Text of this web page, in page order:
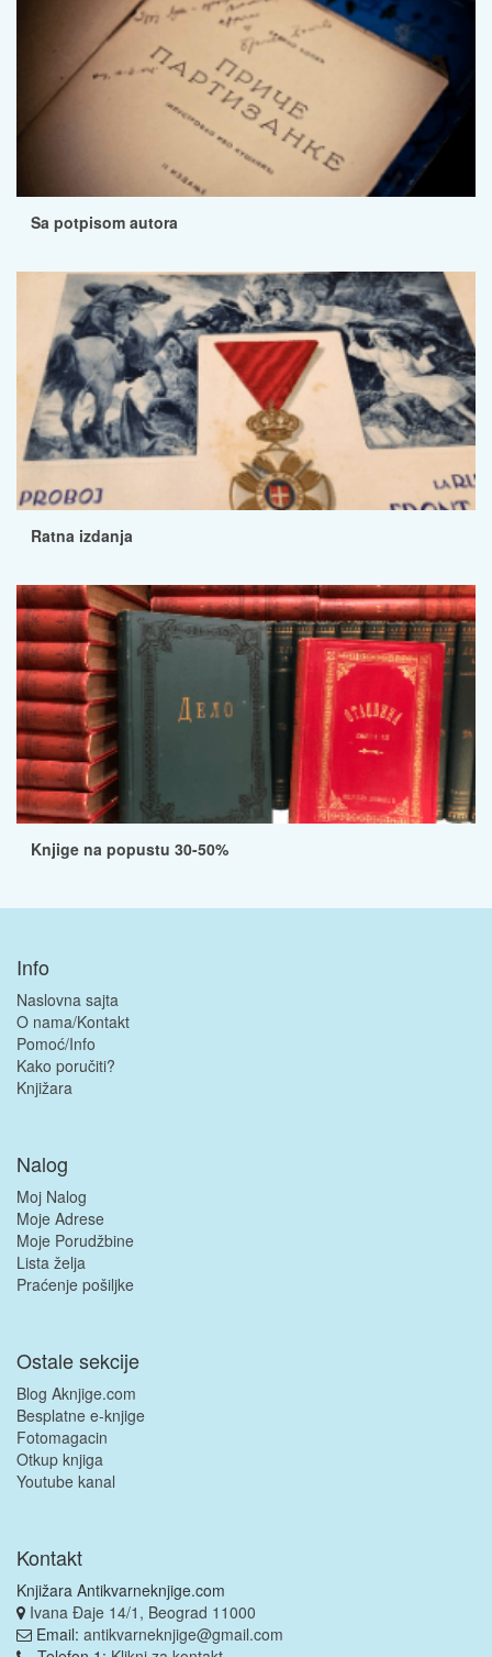
Sa potpisom autora
Ratna izdanja
Knjige na popustu 30-50%
Info
Naslovna sajta
O nama/Kontakt
Pomoć/Info
Kako poručiti?
Knjižara
Nalog
Moj Nalog
Moje Adrese
Moje Porudžbine
Lista želja
Praćenje pošiljke
Ostale sekcije
Blog Aknjige.com
Besplatne e-knjige
Fotomagacin
Otkup knjiga
Youtube kanal
Kontakt
Knjižara Antikvarneknjige.com
Ivana Đaje 14/1, Beograd 11000
Email: antikvarneknjige@gmail.com